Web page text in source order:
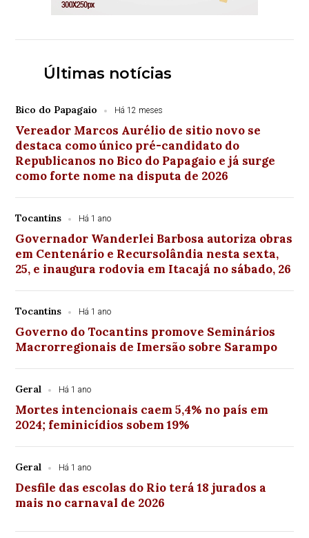
Últimas notícias
Bico do Papagaio Há 12 meses
Vereador Marcos Aurélio de sitio novo se
destaca como único pré-candidato do
Republicanos no Bico do Papagaio e já surge
como forte nome na disputa de 2026
Tocantins Há 1 ano
Governador Wanderlei Barbosa autoriza obras
em Centenário e Recursolândia nesta sexta,
25, e inaugura rodovia em Itacajá no sábado, 26
Tocantins Há 1 ano
Governo do Tocantins promove Seminários
Macrorregionais de Imersão sobre Sarampo
Geral Há 1 ano
Mortes intencionais caem 5,4% no país em
2024; feminicídios sobem 19%
Geral Há 1 ano
Desfile das escolas do Rio terá 18 jurados a
mais no carnaval de 2026